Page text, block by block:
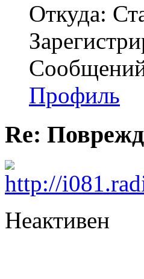
Откуда:
Профиль
Re:
Неактивен